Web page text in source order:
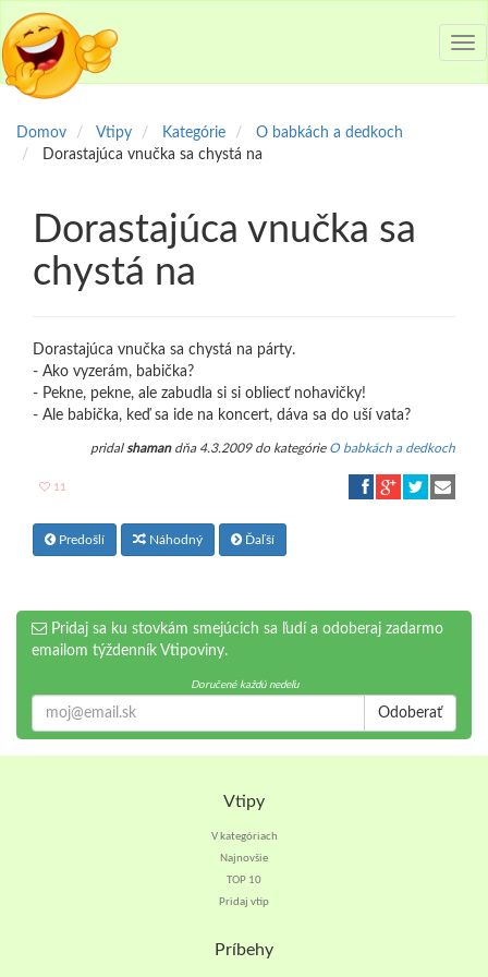
Domov Vtipy Kategórie
O babkách a dedkoch
Dorastajúca vnučka sa chystá na
Dorastajúca vnučka sa
chystá na
Dorastajúca vnučka sa chystá na párty.
- Ako vyzerám, babička?
- Pekne, pekne, ale zabudla si si obliecť nohavičky!
- Ale babička, keď sa ide na koncert, dáva sa do uší vata?
pridal shamandňa 4.3.2009 do kategórie O babkách a dedkoch
11
Predošlí Náhodný Ďaľší
Pridaj sa ku stovkám smejúcich sa ľudí a odoberaj zadarmo
emailom týždenník Vtipoviny.
Doručené každú nedeľu
Odoberať
Vtipy
V kategóriach
Najnovšie
TOP 10
Pridaj vtip
Príbehy